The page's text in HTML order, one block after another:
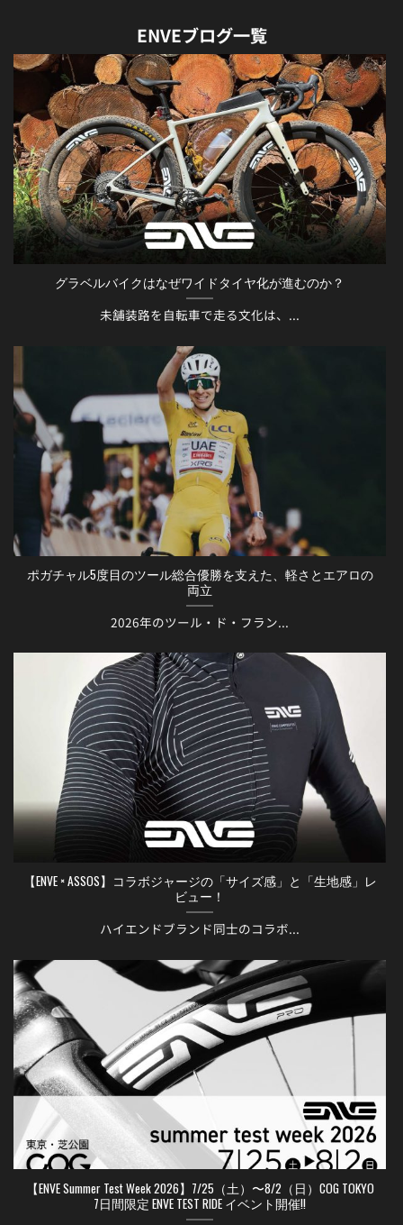
ENVEブログ一覧
グラベルバイクはなぜワイドタイヤ化が進むのか？
未舗装路を自転車で走る文化は、...
ポガチャル5度目のツール総合優勝を支えた、軽さとエアロの
両立
2026年のツール・ド・フラン...
【ENVE × ASSOS】コラボジャージの「サイズ感」と「生地感」レ
ビュー！
ハイエンドブランド同士のコラボ...
【ENVE Summer Test Week 2026】7/25（土）〜8/2（日）COG TOKYO
7日間限定 ENVE TEST RIDE イベント開催!!